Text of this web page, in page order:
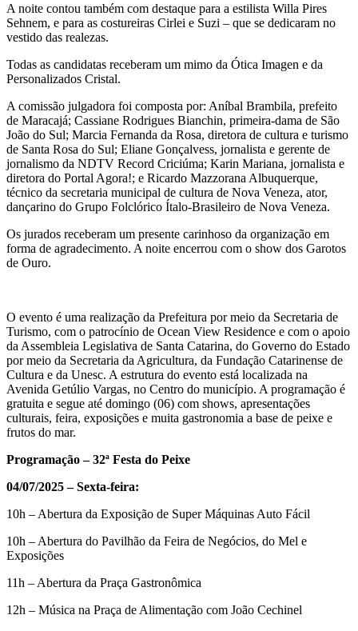
A noite contou também com destaque para a estilista Willa Pires
Sehnem, e para as costureiras Cirlei e Suzi – que se dedicaram no
vestido das realezas.
Todas as candidatas receberam um mimo da Ótica Imagen e da
Personalizados Cristal.
A comissão julgadora foi composta por: Aníbal Brambila, prefeito
de Maracajá; Cassiane Rodrigues Bianchin, primeira-dama de São
João do Sul; Marcia Fernanda da Rosa, diretora de cultura e turismo
de Santa Rosa do Sul; Eliane Gonçalvess, jornalista e gerente de
jornalismo da NDTV Record Criciúma; Karin Mariana, jornalista e
diretora do Portal Agora!; e Ricardo Mazzorana Albuquerque,
técnico da secretaria municipal de cultura de Nova Veneza, ator,
dançarino do Grupo Folclórico Ítalo-Brasileiro de Nova Veneza.
Os jurados receberam um presente carinhoso da organização em
forma de agradecimento. A noite encerrou com o show dos Garotos
de Ouro.
O evento é uma realização da Prefeitura por meio da Secretaria de
Turismo, com o patrocínio de Ocean View Residence e com o apoio
da Assembleia Legislativa de Santa Catarina, do Governo do Estado
por meio da Secretaria da Agricultura, da Fundação Catarinense de
Cultura e da Unesc. A estrutura do evento está localizada na
Avenida Getúlio Vargas, no Centro do município. A programação é
gratuita e segue até domingo (06) com shows, apresentações
culturais, feira, exposições e muita gastronomia a base de peixe e
frutos do mar.
Programação – 32ª Festa do Peixe
04/07/2025 – Sexta-feira:
10h – Abertura da Exposição de Super Máquinas Auto Fácil
10h – Abertura do Pavilhão da Feira de Negócios, do Mel e
Exposições
11h – Abertura da Praça Gastronômica
12h – Música na Praça de Alimentação com João Cechinel